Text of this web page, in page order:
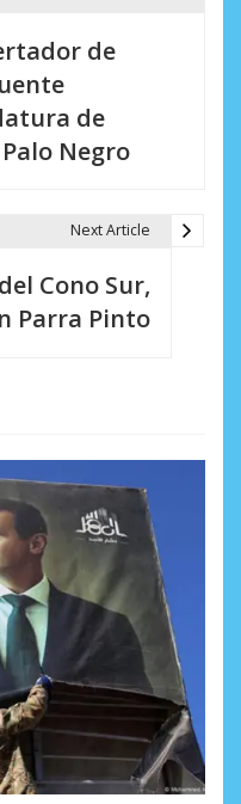
de
de
Negro
Next Article
Cono Sur,
Parra Pinto